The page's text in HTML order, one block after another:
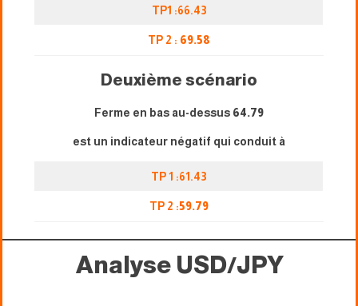
TP1 :66.43
TP 2 : 69.58
Deuxième scénario
Ferme en bas au-dessus 64.79
est un indicateur négatif qui conduit à
TP 1 :61.43
TP 2 :59.79
Analyse USD/JPY